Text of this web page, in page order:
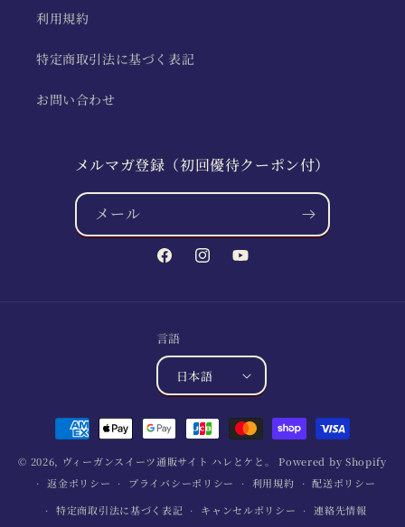
利用規約
特定商取引法に基づく表記
お問い合わせ
メルマガ登録（初回優待クーポン付）
メール
FacebookInstagramYouTube
言語
日本語
決
済
方
法
© 2026, ヴィーガンスイーツ通販サイト ハレとケと。
Powered by Shopify
返金ポリシー
プライバシーポリシー 利用規約
配送ポリシー
特定商取引法に基づく表記
キャンセルポリシー 連絡先情報